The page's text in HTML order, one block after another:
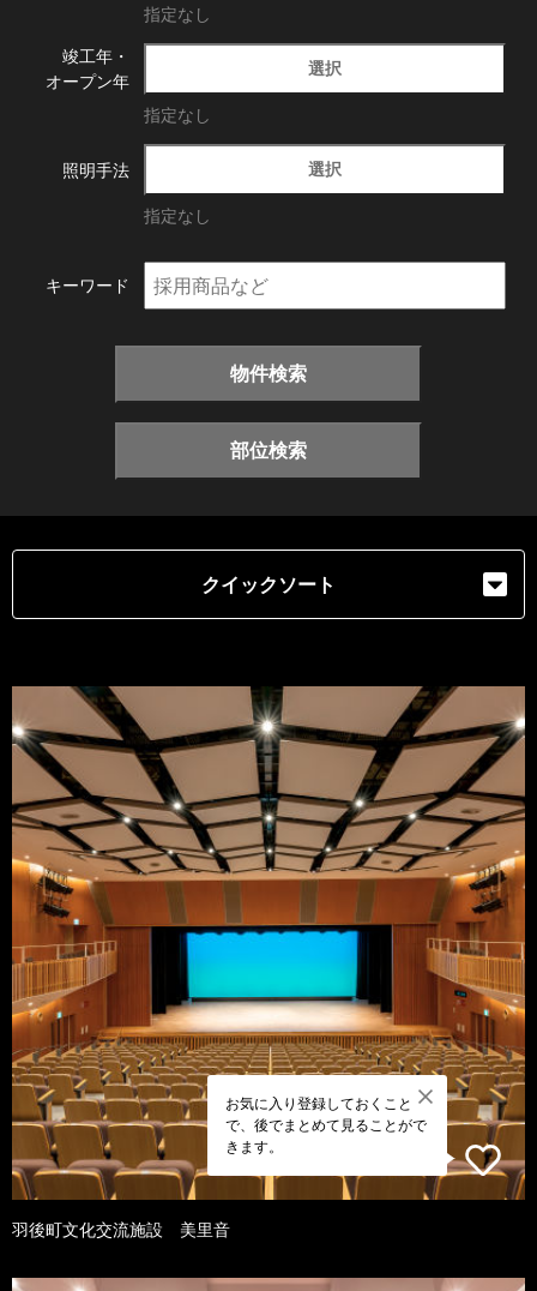
指定なし
竣工年・
オープン年
選択
指定なし
照明手法 選択
指定なし
キーワード
物件検索
部位検索
クイックソート
お気に入り登録しておくこと
で、後でまとめて見ることがで
きます。
羽後町文化交流施設 美里音